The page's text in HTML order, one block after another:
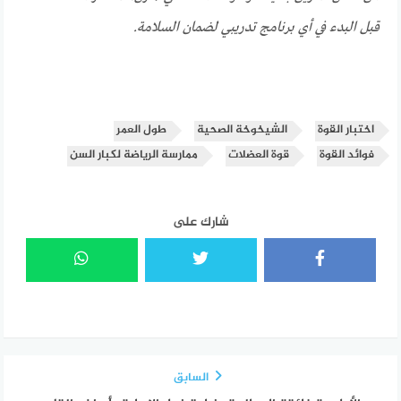
قبل البدء في أي برنامج تدريبي لضمان السلامة.
اختبار القوة الشيخوخة الصحية
طول العمر
فوائد القوة
قوة العضلات ممارسة الرياضة لكبار السن
شارك على
السابق